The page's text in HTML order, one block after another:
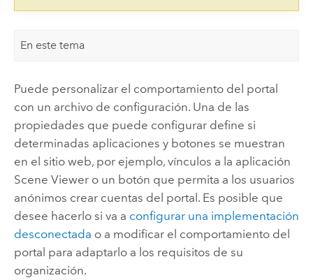
En este tema
Puede personalizar el comportamiento del portal
con un archivo de configuración. Una de las
propiedades que puede configurar define si
determinadas aplicaciones y botones se muestran
en el sitio web, por ejemplo, vínculos a la aplicación
Scene Viewero un botón que permita a los usuarios
anónimos crear cuentas del portal. Es posible que
desee hacerlo si va a configurar una implementación
desconectada o a modificar el comportamiento del
portal para adaptarlo a los requisitos de su
organización.